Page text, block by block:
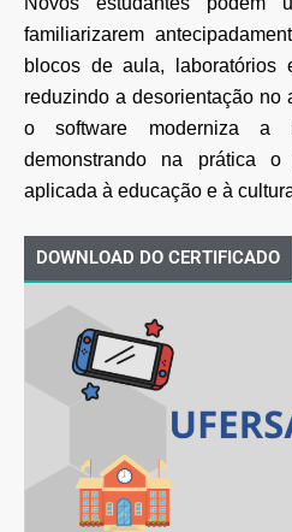
familiarizarem
blocos de aula, laboratórios
reduzindo a desorientação no
o software moderniza a
demonstrando na prática
aplicada à educação e à
DOWNLOAD DO CERTIFICADO